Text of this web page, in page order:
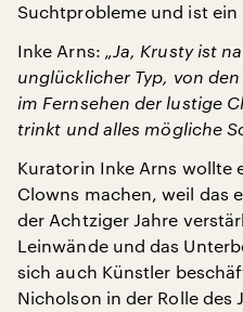
Suchtprobleme und ist ein
Inke Arns: „Ja, Krusty ist
unglücklicher Typ, von
im Fernsehen der lustige
trinkt und alles mögliche
Kuratorin Inke Arns wollte
Clowns machen, weil das
der Achtziger Jahre
Leinwände und das
sich auch Künstler
Nicholson in der Rolle des